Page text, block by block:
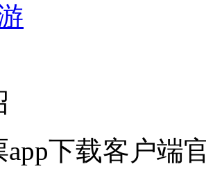
app下载客户端